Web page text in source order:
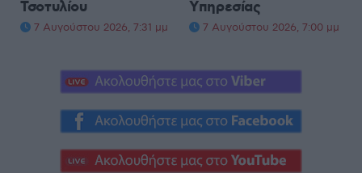
Τσοτυλίου
7 Αυγούστου 2026, 7:31 μμ
Υπηρεσίας
7 Αυγούστου 2026, 7:00 μμ